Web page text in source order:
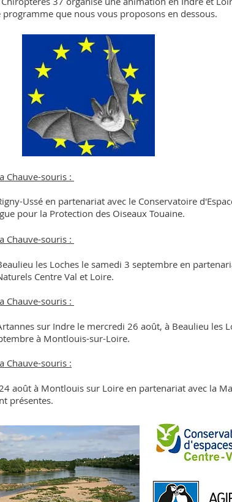
que nous vous proposons en dessous.
Chauve-souris :
Ussé en partenariat avec le Conservatoire
pour la Protection des Oiseaux Touaine.
Chauve-souris :
les Loches le samedi 3 septembre en
Centre Val et Loire.
Chauve-souris :
sur Indre le mercredi 26 août, à Beaulieu les
à Montlouis-sur-Loire.
Chauve-souris :
août à Montlouis sur Loire en partenariat avec la
présentes.